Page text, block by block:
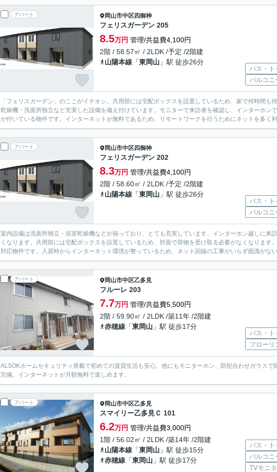
アパート 岡山市中区四御神
フェリスガーデン 205
8.5万円 管理/共益費4,100円
2階 / 58.57㎡ / 2LDK /予定 /2階建
山陽本線 「東岡山 」駅 徒歩26分
バス・ト
バルコニ
「フェリスガーデン」のここがイチオシ。共用部には宅配ボックスを設置しているため、家で何時間も
乾燥機・洗面所独立など充実した設備を備え付けています。モニターで来訪者を確認し、インターホン
が付いている物件です。インターネットが無料であるため、リモートワークを行うためにネットを多く
アパート 岡山市中区四御神
フェリスガーデン 202
8.3万円 管理/共益費4,100円
2階 / 58.60㎡ / 2LDK /予定 /2階建
山陽本線 「東岡山 」駅 徒歩26分
バス・ト
バルコニ
室内設備は洗面所独立・浴室乾燥機などが揃っており、とても充実しています。インターホン越しに来
くなります。共用部には宅配ボックスを設置しているため、対面で荷物を受け取る必要がなくなります
対応物件です。入居時からインターネット環境が整っているため、ネット回線の工事がいらず面識がな
アパート 岡山市中区乙多見
フルーレ 203
7.7万円 管理/共益費5,500円
2階 / 59.90㎡ / 2LDK /築11年 /2階建
赤穂線 「東岡山 」駅 徒歩17分
バス・ト
フローリ
ALSOKホームセキュリティ搭載で初めての賃貸生活も安心。他にもモニターホン、防犯合わせガラス
完備。インターネットが月額無料で楽しめます。
アパート 岡山市中区乙多見
スマイリー乙多見Ｃ 101
6.2万円 管理/共益費3,000円
1階 / 56.02㎡ / 2LDK /築14年 /2階建
山陽本線 「東岡山 」駅 徒歩15分
赤穂線 「東岡山 」駅 徒歩17分
バス・ト
バルコニ
TVモニ